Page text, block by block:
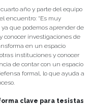
año y parte del equipo
encuentro: “Es muy
que podemos aprender de
conocer investigaciones de
en un espacio
instituciones y conocer
de contar con un espacio
formal, lo que ayuda a
clave para tesistas